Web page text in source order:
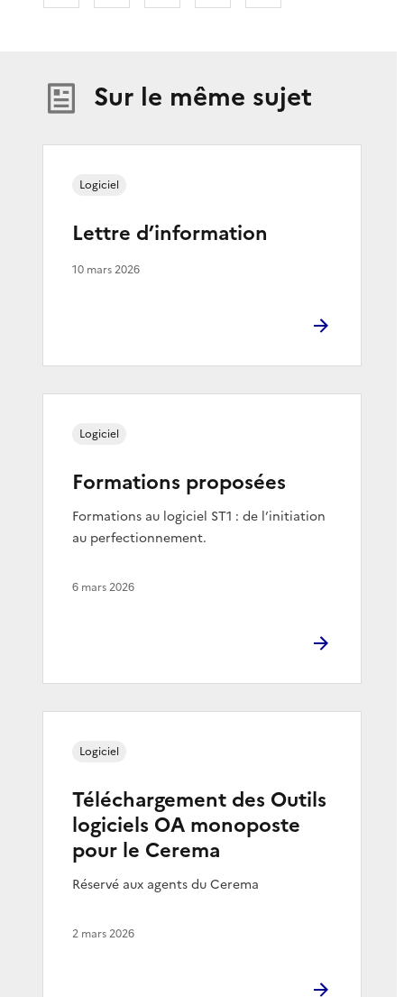
Sur le même sujet
Lettre d’information
Logiciel
10 mars 2026
Formations proposées
Formations au logiciel ST1 : de l’initiation
au perfectionnement.
Logiciel
6 mars 2026
Téléchargement des Outils
logiciels OA monoposte
pour le Cerema
Réservé aux agents du Cerema
Logiciel
2 mars 2026